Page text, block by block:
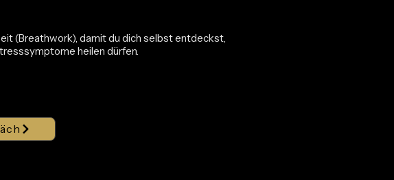
(Breathwork), damit du dich selbst entdeckst,
heilen dürfen.